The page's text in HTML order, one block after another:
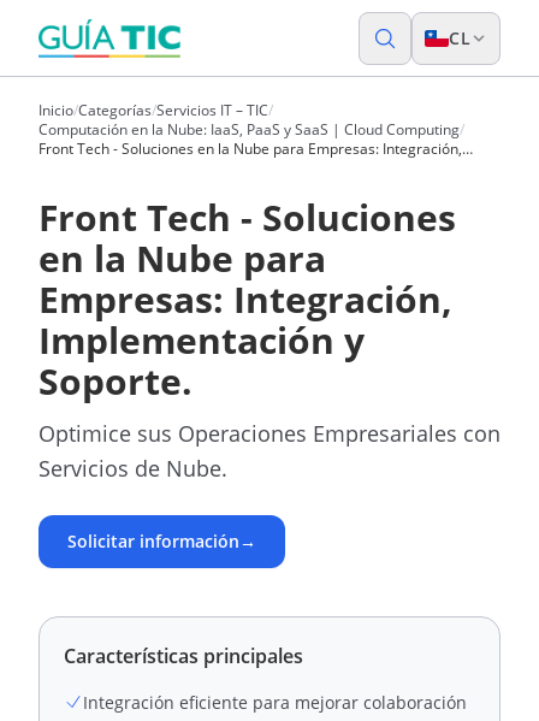
CL
Inicio/Categorías/Servicios IT – TIC/
Computación en la Nube: IaaS, PaaS y SaaS | Cloud Computing/
Front Tech - Soluciones en la Nube para Empresas: Integración,
Front Tech - Soluciones
en la Nube para
Empresas: Integración,
Implementación y
Soporte.
Optimice sus Operaciones Empresariales con
Servicios de Nube.
Solicitar información→
Características principales
Integración eficiente para mejorar colaboración